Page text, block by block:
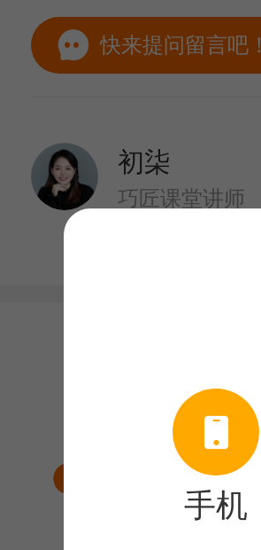
快来提问留言吧！
初柒
巧匠课堂讲师
毛笔字体效果
手机